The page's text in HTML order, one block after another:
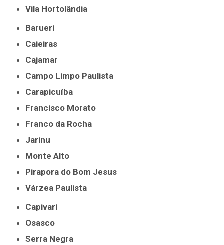
Vila Hortolândia
Barueri
Caieiras
Cajamar
Campo Limpo Paulista
Carapicuíba
Francisco Morato
Franco da Rocha
Jarinu
Monte Alto
Pirapora do Bom Jesus
Várzea Paulista
Capivari
Osasco
Serra Negra